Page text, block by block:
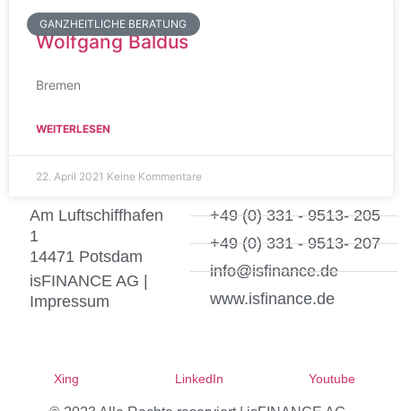
GANZHEITLICHE BERATUNG
Wolfgang Baldus
Bremen
WEITERLESEN
22. April 2021 Keine Kommentare
Am Luftschiffhafen
1
14471 Potsdam
isFINANCE AG |
Impressum
+49 (0) 331 - 9513- 205
+49 (0) 331 - 9513- 207
info@isfinance.de
www.isfinance.de
Xing LinkedIn Youtube